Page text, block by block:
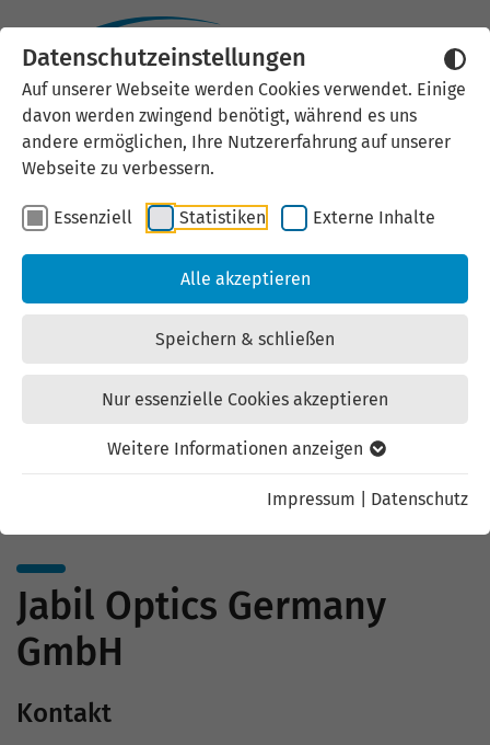
Datenschutzeinstellungen
Auf unserer Webseite werden Cookies verwendet. Einige
davon werden zwingend benötigt, während es uns
andere ermöglichen, Ihre Nutzererfahrung auf unserer
Webseite zu verbessern.
Essenziell Statistiken Externe Inhalte
Alle akzeptieren
Speichern & schließen
Nur essenzielle Cookies akzeptieren
Weitere Informationen anzeigen
Impressum Datenschutz
Externen Inhalt laden
Wir verwenden auf unserer
Website externe Inhalte, um Ihnen
zusätzliche Informationen
anzubieten. Einige externe Inhalte
(z.B. Google Maps, Youtube)
können persönliche Daten (z.B. IP-
Mit der Bestätigung erklären Sie
Jabil Optics Germany
GmbH
Kontakt